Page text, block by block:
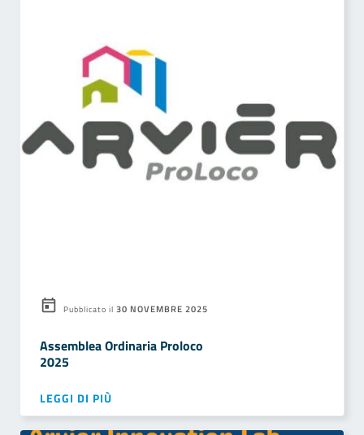
Pubblicato il 30 NOVEMBRE 2025
Assemblea Ordinaria Proloco
2025
LEGGI DI PIÙ